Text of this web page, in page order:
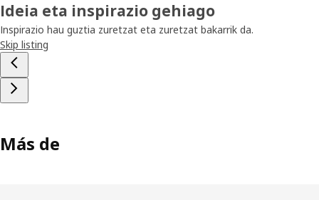
Ideia eta inspirazio gehiago
Inspirazio hau guztia zuretzat eta zuretzat bakarrik da.
Skip listing
Más de